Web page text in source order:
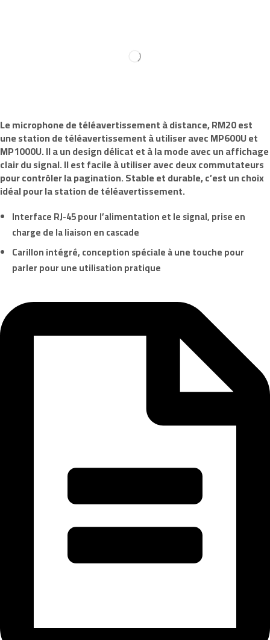
Le microphone de téléavertissement à distance,RM20est
une station de téléavertissement à utiliser avecMP600Uet
MP1000U. Il a un design délicat et à la mode avec un affichage
clair du signal. Il est facile à utiliser avec deux commutateurs
pour contrôler la pagination. Stable et durable, c’est un choix
idéal pour la station de téléavertissement.
Interface RJ-45 pour l’alimentation et le signal, prise en
charge de la liaison en cascade
Carillon intégré, conception spéciale à une touche pour
parler pour une utilisation pratique